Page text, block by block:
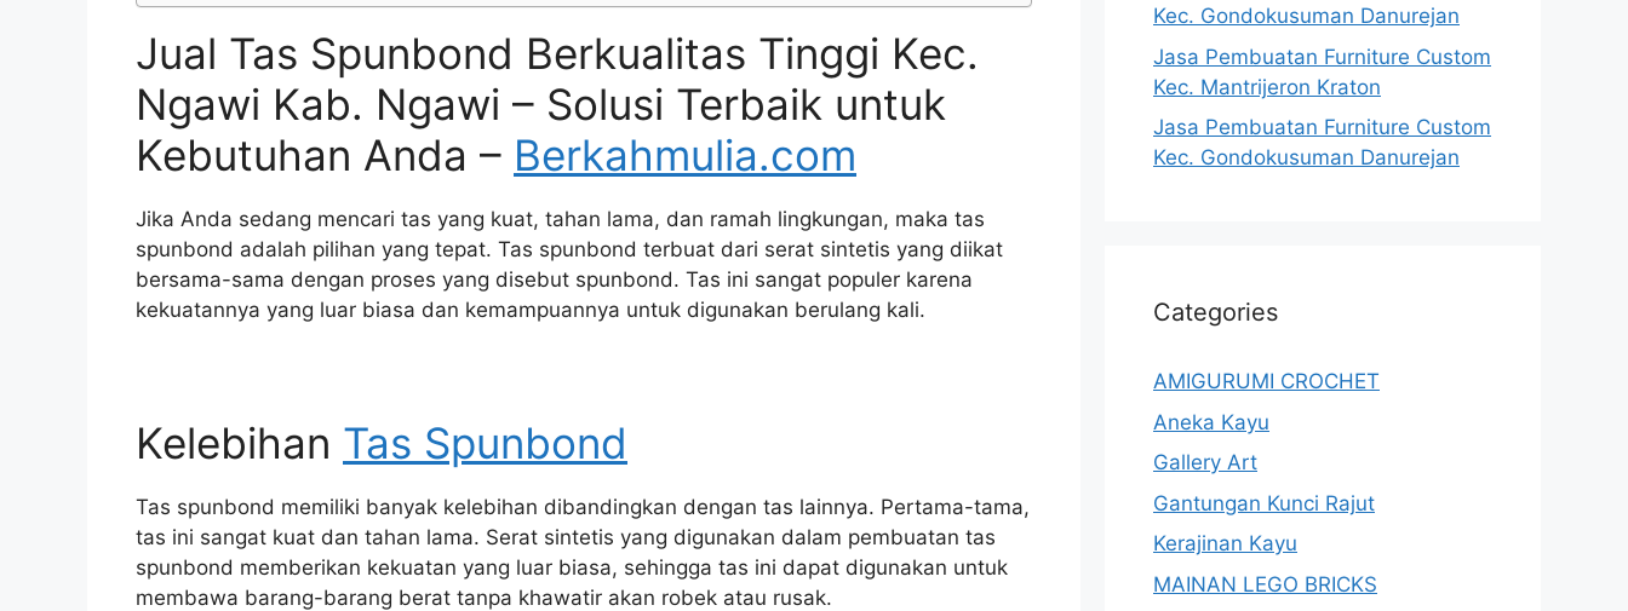
Jual Tas Spunbond Berkualitas Tinggi Kec.
Ngawi Kab. Ngawi – Solusi Terbaik untuk
Kebutuhan Anda – Berkahmulia.com
Jika Anda sedang mencari tas yang kuat, tahan lama, dan ramah lingkungan, maka tas
spunbond adalah pilihan yang tepat. Tas spunbond terbuat dari serat sintetis yang diikat
bersama-sama dengan proses yang disebut spunbond. Tas ini sangat populer karena
kekuatannya yang luar biasa dan kemampuannya untuk digunakan berulang kali.
Kelebihan Tas Spunbond
Tas spunbond memiliki banyak kelebihan dibandingkan dengan tas lainnya. Pertama-tama,
tas ini sangat kuat dan tahan lama. Serat sintetis yang digunakan dalam pembuatan tas
spunbond memberikan kekuatan yang luar biasa, sehingga tas ini dapat digunakan untuk
membawa barang-barang berat tanpa khawatir akan robek atau rusak.
Kec. Gondokusuman Danurejan
Jasa Pembuatan Furniture Custom
Kec. Mantrijeron Kraton
Jasa Pembuatan Furniture Custom
Kec. Gondokusuman Danurejan
Categories
AMIGURUMI CROCHET
Aneka Kayu
Gallery Art
Gantungan Kunci Rajut
Kerajinan Kayu
MAINAN LEGO BRICKS